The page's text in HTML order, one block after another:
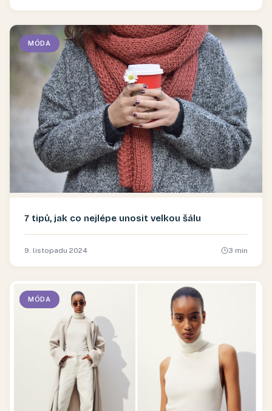
MÓDA
7 tipů, jak co nejlépe unosit velkou šálu
9. listopadu 2024 3 min
MÓDA